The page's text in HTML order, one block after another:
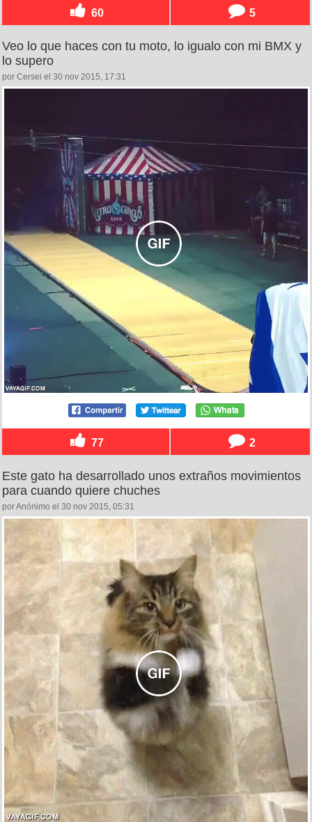
60 5
Veo lo que haces con tu moto, lo igualo con mi BMX y
lo supero
por Cersei el 30 nov 2015, 17:31
77 2
Este gato ha desarrollado unos extraños movimientos
para cuando quiere chuches
por Anónimo el 30 nov 2015, 05:31